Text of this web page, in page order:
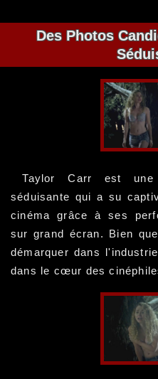
Des Photos
Taylor Carr est une
séduisante qui a su
cinéma grâce à ses
sur grand écran. Bien
démarquer dans
dans le cœur des